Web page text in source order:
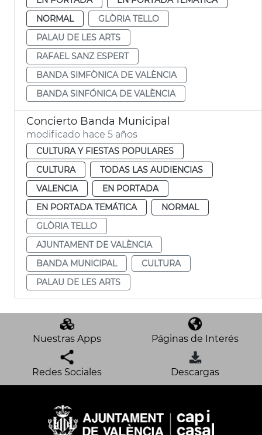
NORMAL
GLÒRIA TELLO
PALAU DE LES ARTS
RAFAEL SANZ ESPERT
BANDA SIMFÒNICA DE VALÈNCIA
BANDA SINFÓNICA DE VALÈNCIA
Concierto Banda Municipal
modificado hace 5 años
CULTURA Y FIESTAS POPULARES
CULTURA
TODAS LAS AUDIENCIAS
VALENCIA
EN PORTADA
EN PORTADA TEMÁTICA
NORMAL
GLÒRIA TELLO
AJUNTAMENT DE VALÈNCIA
BANDA MUNICIPAL
CULTURA
PALAU DE LES ARTS
Nuestras Apps Páginas de Interés
Redes Sociales Descargas